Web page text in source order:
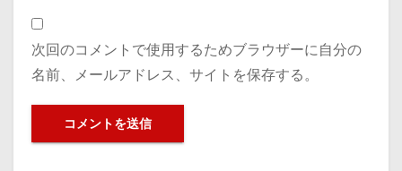
次回のコメントで使用するためブラウザーに自分の
名前、メールアドレス、サイトを保存する。